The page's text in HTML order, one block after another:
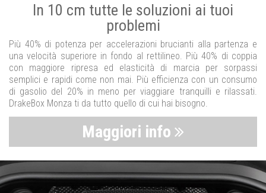
In 10 cm tutte le soluzioni ai tuoi
problemi
Più 40% di potenza per accelerazioni brucianti alla partenza e
una velocità superiore in fondo al rettilineo. Più 40% di coppia
con maggiore ripresa ed elasticità di marcia per sorpassi
semplici e rapidi come non mai. Più efficienza con un consumo
di gasolio del 20% in meno per viaggiare tranquilli e rilassati.
DrakeBox Monza ti da tutto quello di cui hai bisogno.
Maggiori info